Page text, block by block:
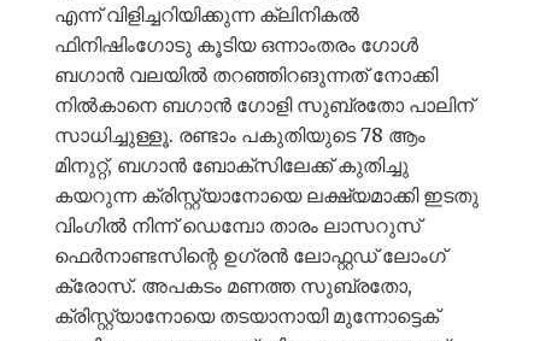
എന്ന് വിളിച്ചറിയിക്കുന്ന ക്ലിനികൽ
ഫിനിഷിംഗോടു കൂടിയ ഒന്നാംതരം ഗോൾ
ബഗാൻ വലയിൽ തറഞ്ഞിറങുന്നത് നോക്കി
നിൽകാനെ ബഗാൻ ഗോളി സുബ്രതോ പാലിന്
സാധിച്ചുള്ളൂ. രണ്ടാം പകുതിയുടെ 78 ആം
മിനുറ്റ്, ബഗാൻ ബോക്സിലേക്ക് കുതിച്ചു
കയറുന്ന ക്രിസ്റ്റ്യാനോയെ ലക്ഷ്യമാക്കി ഇടതു
വിംഗിൽ നിന്ന് ഡെമ്പോ താരം ലാസറുസ്
ഫെർനാണ്ടസിന്റെ ഉഗ്രൻ ലോഫ്റ്റഡ് ലോംഗ്
ക്രോസ്. അപകടം മണത്ത സുബ്രതോ,
ക്രിസ്റ്റ്യാനോയെ തടയാനായി മുന്നോട്ടെക്